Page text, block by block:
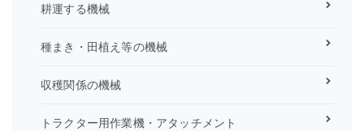
耕運する機械
種まき・田植え等の機械
収穫関係の機械
トラクター用作業機・アタッチメント